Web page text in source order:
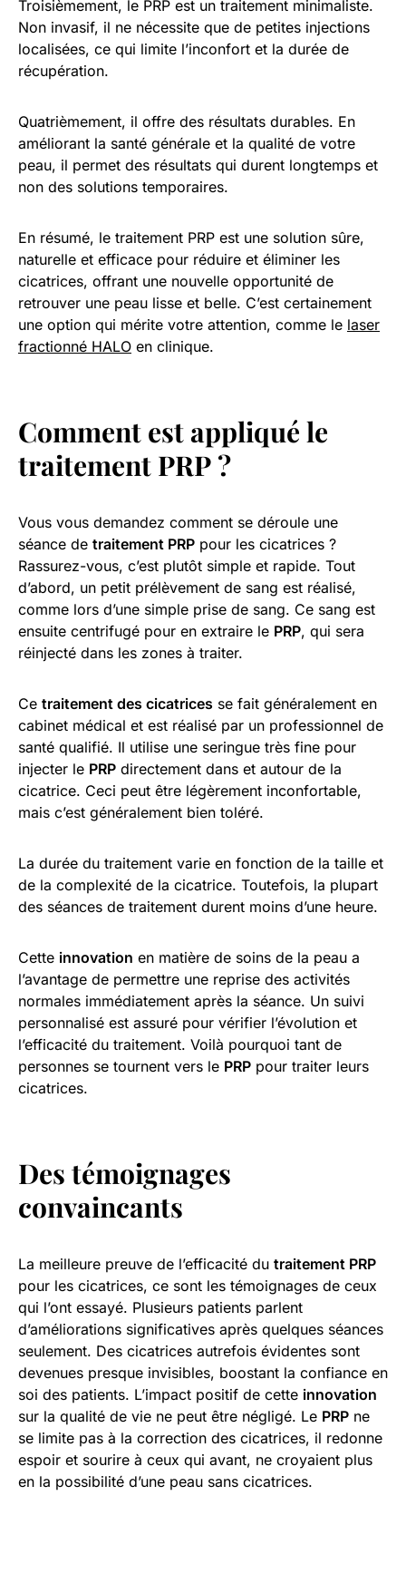
Troisièmement, le PRP est un traitement minimaliste.
Non invasif, il ne nécessite que de petites injections
localisées, ce qui limite l’inconfort et la durée de
récupération.
Quatrièmement, il offre des résultats durables. En
améliorant la santé générale et la qualité de votre
peau, il permet des résultats qui durent longtemps et
non des solutions temporaires.
En résumé, le traitement PRP est une solution sûre,
naturelle et efficace pour réduire et éliminer les
cicatrices, offrant une nouvelle opportunité de
retrouver une peau lisse et belle. C’est certainement
une option qui mérite votre attention, comme le laser
fractionné HALO en clinique.
Comment est appliqué le
traitement PRP ?
Vous vous demandez comment se déroule une
séance de traitement PRP pour les cicatrices ?
Rassurez-vous, c’est plutôt simple et rapide. Tout
d’abord, un petit prélèvement de sang est réalisé,
comme lors d’une simple prise de sang. Ce sang est
ensuite centrifugé pour en extraire le PRP, qui sera
réinjecté dans les zones à traiter.
Ce traitement des cicatrices se fait généralement en
cabinet médical et est réalisé par un professionnel de
santé qualifié. Il utilise une seringue très fine pour
injecter le PRP directement dans et autour de la
cicatrice. Ceci peut être légèrement inconfortable,
mais c’est généralement bien toléré.
La durée du traitement varie en fonction de la taille et
de la complexité de la cicatrice. Toutefois, la plupart
des séances de traitement durent moins d’une heure.
Cette innovation en matière de soins de la peau a
l’avantage de permettre une reprise des activités
normales immédiatement après la séance. Un suivi
personnalisé est assuré pour vérifier l’évolution et
l’efficacité du traitement. Voilà pourquoi tant de
personnes se tournent vers le PRP pour traiter leurs
cicatrices.
Des témoignages
convaincants
La meilleure preuve de l’efficacité du traitement PRP
pour les cicatrices, ce sont les témoignages de ceux
qui l’ont essayé. Plusieurs patients parlent
d’améliorations significatives après quelques séances
seulement. Des cicatrices autrefois évidentes sont
devenues presque invisibles, boostant la confiance en
soi des patients. L’impact positif de cette innovation
sur la qualité de vie ne peut être négligé. Le PRP ne
se limite pas à la correction des cicatrices, il redonne
espoir et sourire à ceux qui avant, ne croyaient plus
en la possibilité d’une peau sans cicatrices.